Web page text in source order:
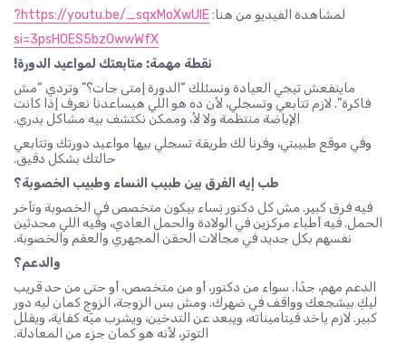
لمشاهدة الفيديو من هنا:https://youtu.be/_sqxMoXwUlE?
si=3psHOES5bz0wwWfX
نقطة مهمة: متابعتك لمواعيد الدورة!
ماينفعش تيجي العيادة ونسئلك “الدورة إمتى جات؟” وتردي “مش
فاكرة”. لازم تتابعي وتسجلي، لأن ده هو اللي هيساعدنا نعرف إذا كانت
الإباضة منتظمة ولا لأ، وممكن نكتشف بيه مشاكل بدري.
وفي موقع طبيبتي، وفرنا لك طريقة تسجلي بيها مواعيد دورتك وتتابعي
حالتك بشكل دقيق.
طب إيه الفرق بين طبيب النساء وطبيب الخصوبة؟
فيه فرق كبير. مش كل دكتور نِساء بيكون متخصص في الخصوبة وتأخر
الحمل. فيه أطباء مركزين في الولادة والحمل العادي، وفيه اللي محدثين
نفسهم بكل جديد في مجالات الحقن المجهري والعقم والخصوبة.
والدعم؟
الدعم مهم، جدًا. سواء من دكتور، أو من متخصص، أو حتى من حد قريب
ليكِ بيشجعك وواقف في ضهرك. ومش بس الزوجة، الزوج كمان ليه دور
كبير. لازم ياخد فيتاميناته، ويبعد عن التدخين، ويشرب ميّه كفاية، ويقلل
التوتر، لأنه هو كمان جزء من المعادلة.